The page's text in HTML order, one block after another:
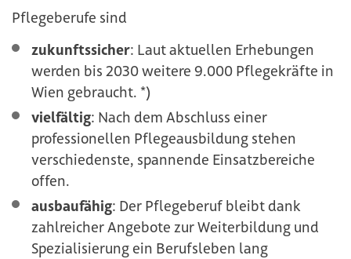
Pflegeberufe sind
zukunftssicher: Laut aktuellen Erhebungen
werden bis 2030 weitere 9.000 Pflegekräfte in
Wien gebraucht. *)
vielfältig: Nach dem Abschluss einer
professionellen Pflegeausbildung stehen
verschiedenste, spannende Einsatzbereiche
offen.
ausbaufähig: Der Pflegeberuf bleibt dank
zahlreicher Angebote zur Weiterbildung und
Spezialisierung ein Berufsleben lang